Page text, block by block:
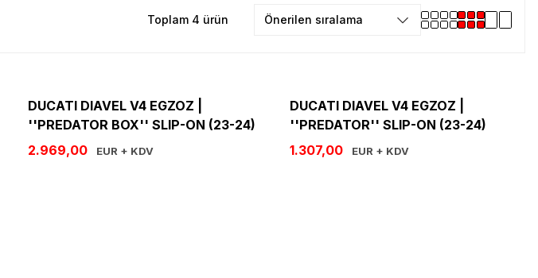
Toplam 4 ürün
DUCATI DIAVEL V4 EGZOZ |
''PREDATOR BOX'' SLIP-ON (23-24)
2.969,00
EUR + KDV
DUCATI DIAVEL V4 EGZOZ |
''PREDATOR'' SLIP-ON (23-24)
1.307,00
EUR + KDV